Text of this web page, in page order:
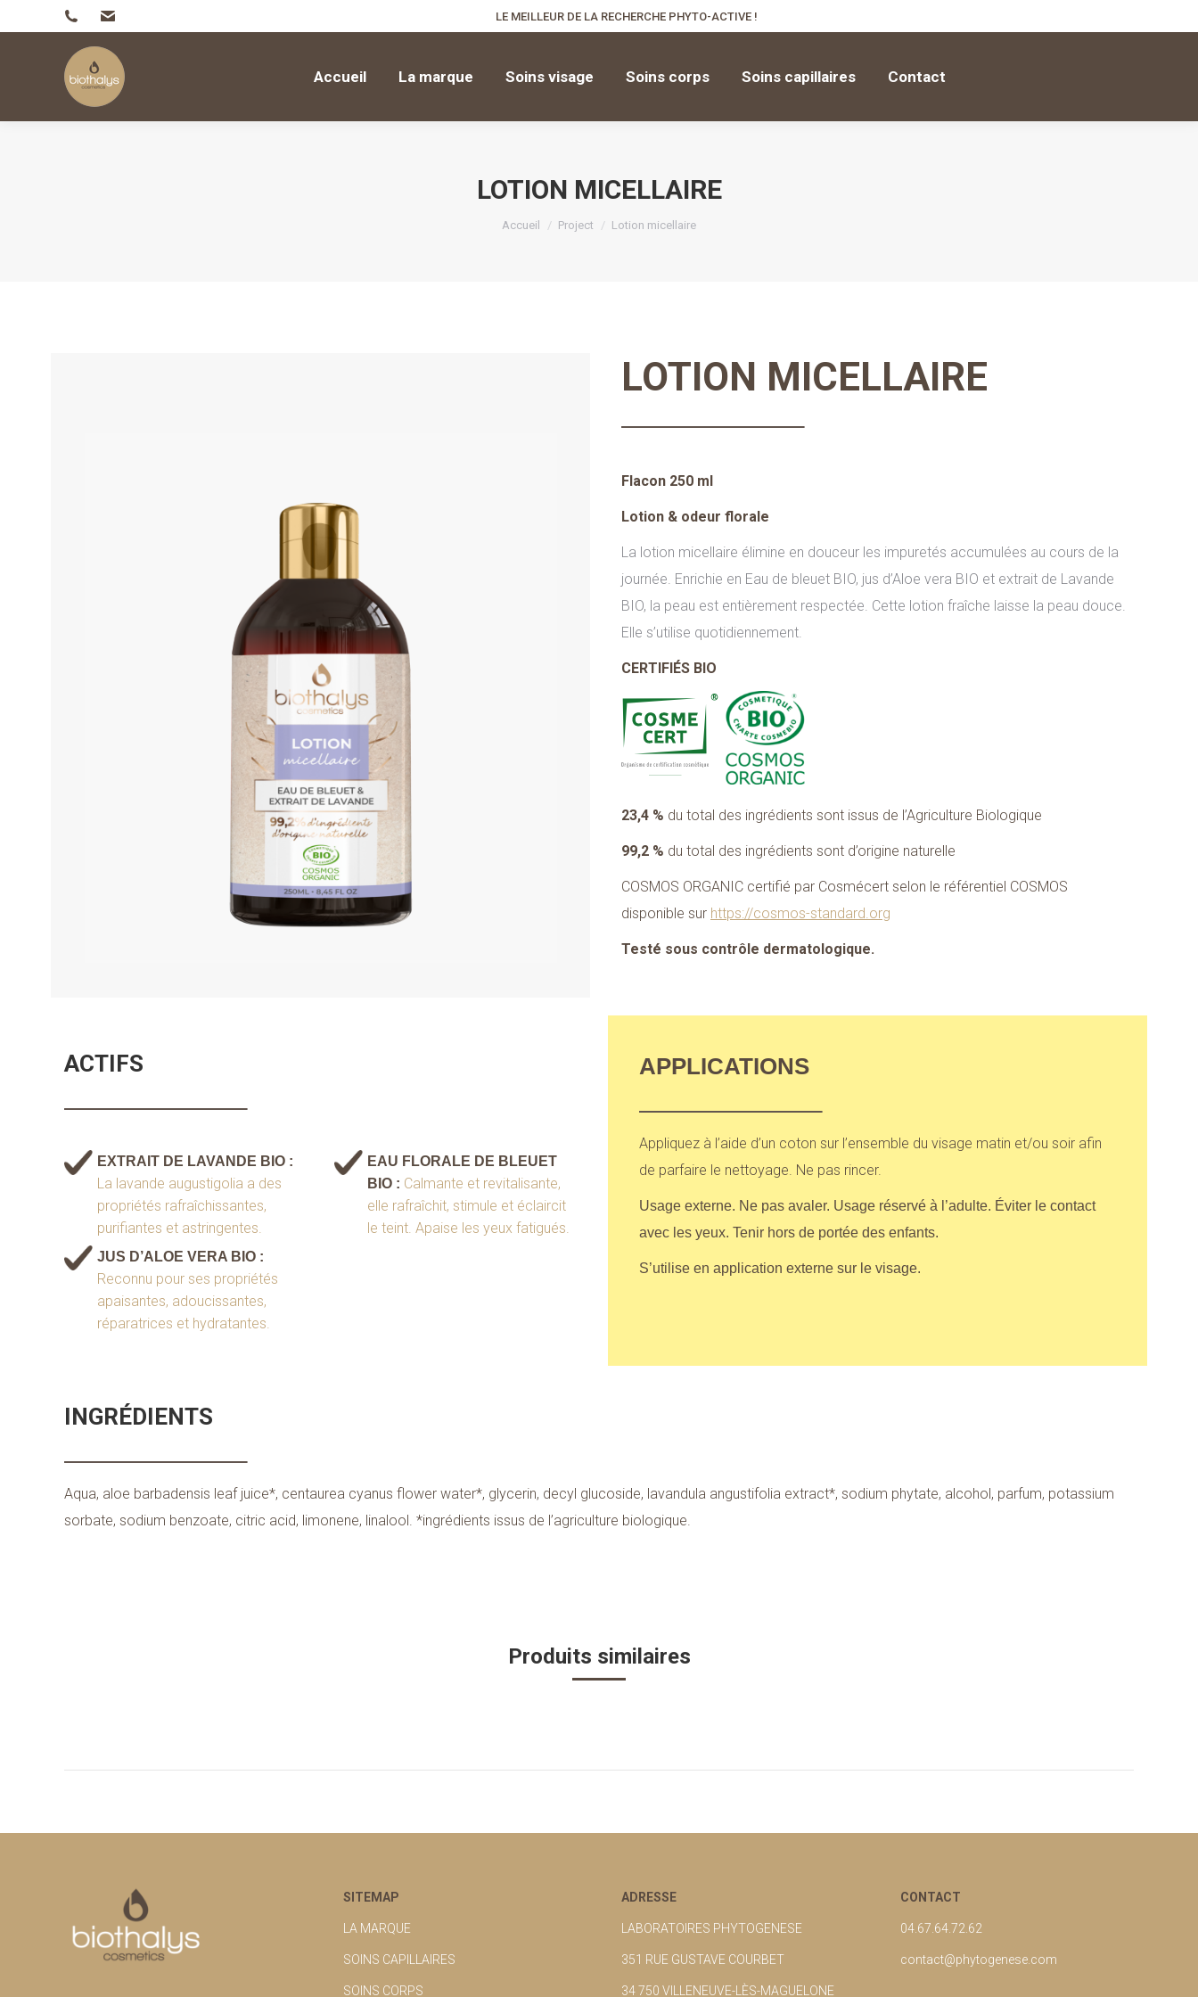
LE MEILLEUR DE LA RECHERCHE PHYTO-ACTIVE !
Accueil La marque Soins visage Soins corps Soins capillaires Contact
LOTION MICELLAIRE
Vous êtes ici :
Accueil Project Lotion micellaire
LOTION MICELLAIRE
Flacon 250 ml
Lotion & odeur florale
La lotion micellaire élimine en douceur les impuretés accumulées au cours de la
journée. Enrichie en Eau de bleuet BIO, jus d’Aloe vera BIO et extrait de Lavande
BIO, la peau est entièrement respectée. Cette lotion fraîche laisse la peau douce.
Elle s’utilise quotidiennement.
CERTIFIÉS BIO
23,4 % du total des ingrédients sont issus de l’Agriculture Biologique
99,2 % du total des ingrédients sont d’origine naturelle
COSMOS ORGANIC certifié par Cosmécert selon le référentiel COSMOS
disponible sur https://cosmos-standard.org
Testé sous contrôle dermatologique.
ACTIFS
EXTRAIT DE LAVANDE BIO :
La lavande augustigolia a des
propriétés rafraîchissantes,
purifiantes et astringentes.
JUS D’ALOE VERA BIO :
Reconnu pour ses propriétés
apaisantes, adoucissantes,
réparatrices et hydratantes.
EAU FLORALE DE BLEUET
BIO : Calmante et revitalisante,
elle rafraîchit, stimule et éclaircit
le teint. Apaise les yeux fatigués.
APPLICATIONS
Appliquez à l’aide d’un coton sur l’ensemble du visage matin et/ou soir afin
de parfaire le nettoyage. Ne pas rincer.
Usage externe. Ne pas avaler. Usage réservé à l’adulte. Éviter le contact
avec les yeux. Tenir hors de portée des enfants.
S’utilise en application externe sur le visage.
INGRÉDIENTS
Aqua, aloe barbadensis leaf juice*, centaurea cyanus flower water*, glycerin, decyl glucoside, lavandula angustifolia extract*, sodium phytate, alcohol, parfum, potassium
sorbate, sodium benzoate, citric acid, limonene, linalool. *ingrédients issus de l’agriculture biologique.
Produits similaires
SITEMAP
LA MARQUE
SOINS CAPILLAIRES
SOINS CORPS
ADRESSE
LABORATOIRES PHYTOGENESE
351 RUE GUSTAVE COURBET
34 750 VILLENEUVE-LÈS-MAGUELONE
CONTACT
04.67.64.72.62
contact@phytogenese.com
Accueil La marque Soins visage Soins corps Soins capillaires Contact